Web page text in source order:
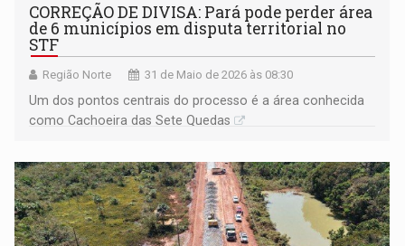
CORREÇÃO DE DIVISA: Pará pode perder área
de 6 municípios em disputa territorial no
STF
Região Norte 31 de Maio de 2026 às 08:30
Um dos pontos centrais do processo é a área conhecida
como Cachoeira das Sete Quedas